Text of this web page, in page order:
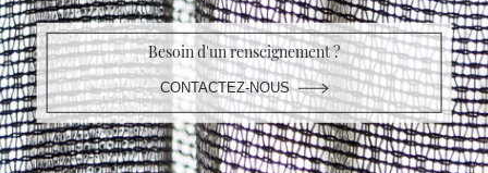
Besoin d'un renseignement ?
CONTACTEZ-NOUS